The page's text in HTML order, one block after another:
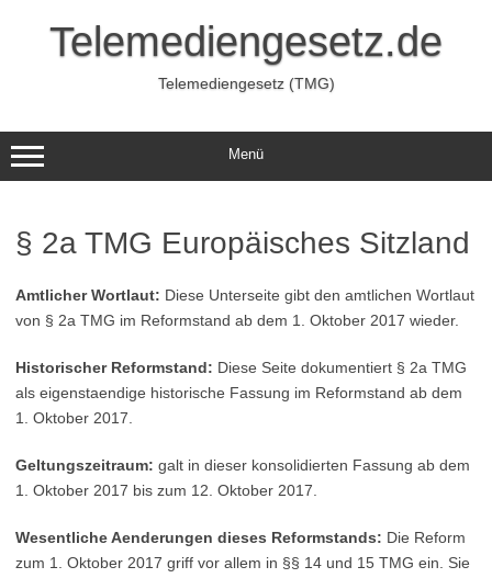
springenTelemediengesetz.de
Telemediengesetz (TMG)
Menü
§ 2a TMG Europäisches Sitzland
Amtlicher Wortlaut: Diese Unterseite gibt den amtlichen Wortlaut
von § 2a TMG im Reformstand ab dem 1. Oktober 2017 wieder.
Historischer Reformstand: Diese Seite dokumentiert § 2a TMG
als eigenstaendige historische Fassung im Reformstand ab dem
1. Oktober 2017.
Geltungszeitraum: galt in dieser konsolidierten Fassung ab dem
1. Oktober 2017 bis zum 12. Oktober 2017.
Wesentliche Aenderungen dieses Reformstands: Die Reform
zum 1. Oktober 2017 griff vor allem in §§ 14 und 15 TMG ein. Sie